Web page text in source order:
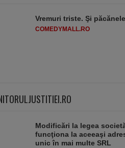
Vremuri triste. Şi
COMEDYMALL.RO
Modificări la legea
funcţiona la aceeaşi
unic în mai multe SRL